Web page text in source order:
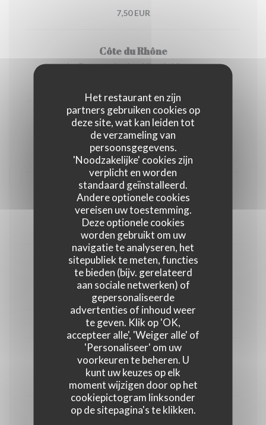
Het restaurant en zijn
partners gebruiken cookies op
deze site, wat kan leiden tot
de verzameling van
persoonsgegevens.
'Noodzakelijke' cookies zijn
verplicht en worden
standaard geïnstalleerd.
Andere optionele cookies
vereisen uw toestemming.
Deze optionele cookies
worden gebruikt om uw
navigatie te analyseren, het
sitepubliek te meten, functies
te bieden (bijv. gerelateerd
aan sociale netwerken) of
gepersonaliseerde
advertenties of inhoud weer
te geven. Klik op 'OK,
accepteer alle', 'Weiger alle' of
'Personaliseer' om uw
voorkeuren te beheren. U
kunt uw keuzes op elk
moment wijzigen door op het
cookiepictogram linksonder
op de sitepagina's te klikken.
7,50 EUR
Côte du Rhône
La Gourmande - Les Vins de Vienne
Canon-Fronsac
Un Coup de Canon - Nicolas Dabudyk
7,50 EUR
Bourgogne
La Dame Pinote - Pinot Noir
7,50 EUR
ROSÉ
Du moment
7,00 EUR
BULLES
La Bulle Dog
7,50 EUR
Champagne